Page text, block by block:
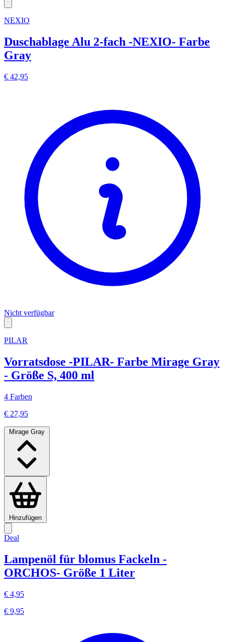
NEXIO
Duschablage Alu 2-fach -NEXIO- Farbe
Gray
€ 42,95
Nicht verfügbar
PILAR
Vorratsdose -PILAR- Farbe Mirage Gray
- Größe S, 400 ml
4 Farben
€ 27,95
Mirage Gray
Hinzufügen
Deal
Lampenöl für blomus Fackeln -
ORCHOS- Größe 1 Liter
€ 4,95
€ 9,95